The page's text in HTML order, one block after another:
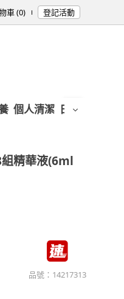
車 (0) 登記活動
個人清潔 日用/紙品
精華液(6ml
品號： 14217313